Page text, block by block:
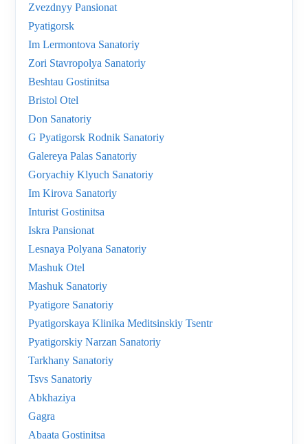
Zvezdnyy Pansionat
Pyatigorsk
Im Lermontova Sanatoriy
Zori Stavropolya Sanatoriy
Beshtau Gostinitsa
Bristol Otel
Don Sanatoriy
G Pyatigorsk Rodnik Sanatoriy
Galereya Palas Sanatoriy
Goryachiy Klyuch Sanatoriy
Im Kirova Sanatoriy
Inturist Gostinitsa
Iskra Pansionat
Lesnaya Polyana Sanatoriy
Mashuk Otel
Mashuk Sanatoriy
Pyatigore Sanatoriy
Pyatigorskaya Klinika Meditsinskiy Tsentr
Pyatigorskiy Narzan Sanatoriy
Tarkhany Sanatoriy
Tsvs Sanatoriy
Abkhaziya
Gagra
Abaata Gostinitsa